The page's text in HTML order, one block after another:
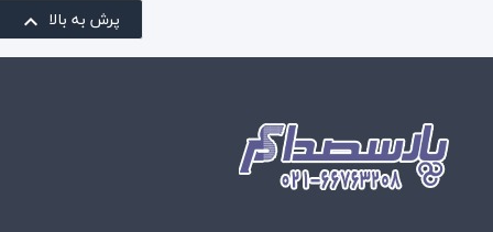
پرش به بالا 